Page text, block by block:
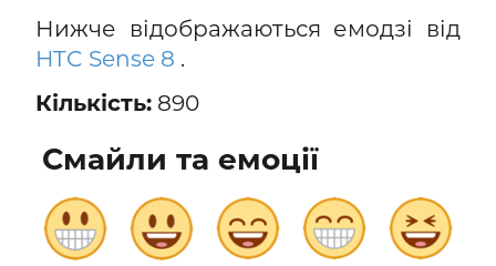
Нижче відображаються емодзі від
HTC Sense 8 .
Кількість:890
Смайли та емоції